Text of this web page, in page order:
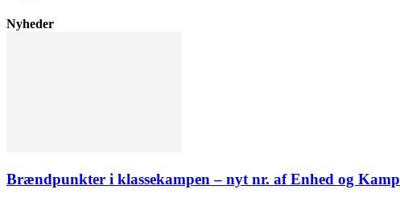
Nyheder
Brændpunkter i klassekampen – nyt nr. af Enhed og Kamp